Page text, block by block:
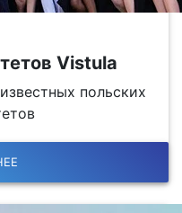
Vistula
польских